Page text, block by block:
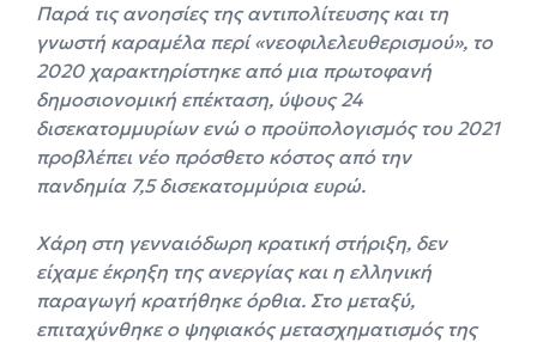
Παρά τις ανοησίες της αντιπολίτευσης και τη
γνωστή καραμέλα περί «νεοφιλελευθερισμού», το
2020 χαρακτηρίστηκε από μια πρωτοφανή
δημοσιονομική επέκταση, ύψους 24
δισεκατομμυρίων ενώ ο προϋπολογισμός του 2021
προβλέπει νέο πρόσθετο κόστος από την
πανδημία 7,5 δισεκατομμύρια ευρώ.
Χάρη στη γενναιόδωρη κρατική στήριξη, δεν
είχαμε έκρηξη της ανεργίας και η ελληνική
παραγωγή κρατήθηκε όρθια. Στο μεταξύ,
επιταχύνθηκε ο ψηφιακός μετασχηματισμός της